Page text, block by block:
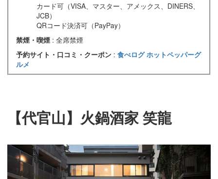
カード可（VISA、マスター、アメックス、DINERS、
JCB）
QRコード決済可（PayPay）
禁煙・喫煙 : 全席禁煙
予約サイト・口コミ・クーポン : 食べログホットペッパーグ
ルメ
【代官山】火鍋酒家 笑龍